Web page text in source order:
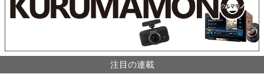
注目の連載